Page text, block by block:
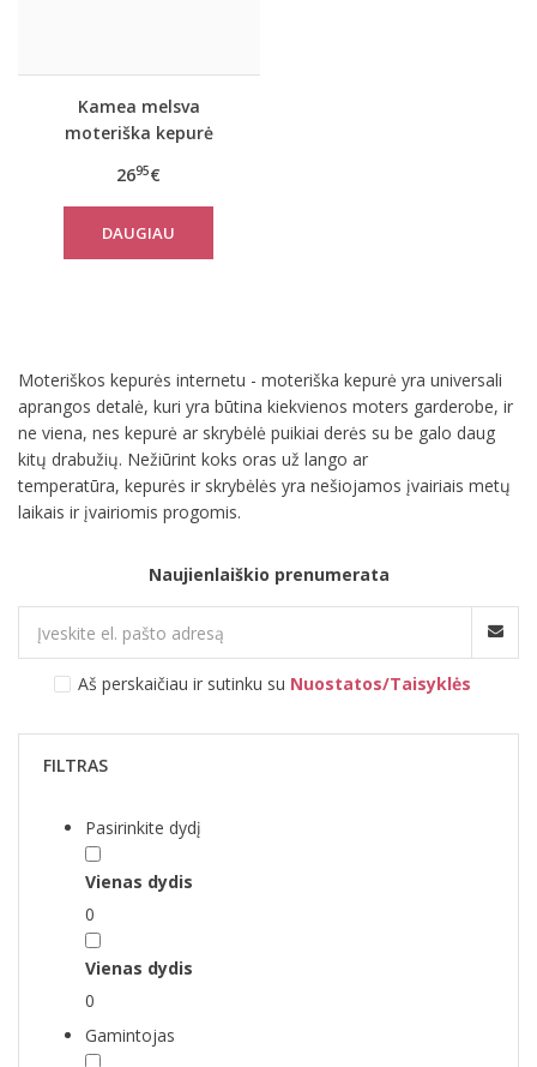
Kamea melsva
moteriška kepurė
2695€
DAUGIAU
Moteriškos kepurės internetu - moteriška kepurė yra universali
aprangos detalė, kuri yra būtina kiekvienos moters garderobe, ir
ne viena, nes kepurė ar skrybėlė puikiai derės su be galo daug
kitų drabužių. Nežiūrint koks oras už lango ar
temperatūra, kepurės ir skrybėlės yra nešiojamos įvairiais metų
laikais ir įvairiomis progomis.
Naujienlaiškio prenumerata
Aš perskaičiau ir sutinku su Nuostatos/Taisyklės
FILTRAS
Pasirinkite dydį
Vienas dydis
0
Vienas dydis
0
Gamintojas